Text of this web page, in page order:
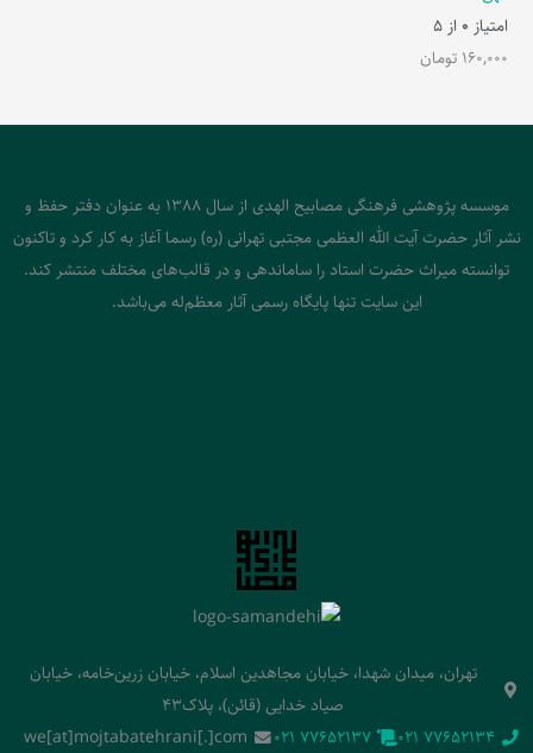
امتیاز 0 از 5
160,000 تومان
موسسه پژوهشی فرهنگی مصابیح الهدی از سال 1388 به عنوان دفتر حفظ و
نشر آثار حضرت آیت الله العظمی مجتبی تهرانی (ره) رسما آغاز به کار کرد و تاکنون
توانسته میراث حضرت استاد را ساماندهی و در قالب‌های مختلف منتشر کند.
این سایت تنها پایگاه رسمی آثار معظم‌له می‌باشد.
تهران، میدان شهدا، خیابان مجاهدین اسلام، خیابان زرین‌خامه، خیابان
صیاد خدایی (قائن)، پلاک43
‭021 77652134‬
‭021 77652137‬
we[at]mojtabatehrani[.]com